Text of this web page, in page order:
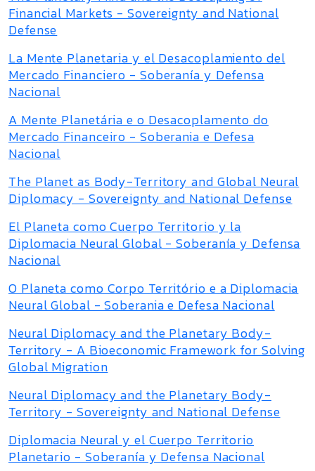
Financial Markets - Sovereignty and National
Defense
La Mente Planetaria y el Desacoplamiento del
Mercado Financiero - Soberanía y Defensa
Nacional
A Mente Planetária e o Desacoplamento do
Mercado Financeiro - Soberania e Defesa
Nacional
The Planet as Body-Territory and Global Neural
Diplomacy - Sovereignty and National Defense
El Planeta como Cuerpo Territorio y la
Diplomacia Neural Global - Soberanía y Defensa
Nacional
O Planeta como Corpo Território e a Diplomacia
Neural Global - Soberania e Defesa Nacional
Neural Diplomacy and the Planetary Body-
Territory - A Bioeconomic Framework for Solving
Global Migration
Neural Diplomacy and the Planetary Body-
Territory - Sovereignty and National Defense
Diplomacia Neural y el Cuerpo Territorio
Planetario - Soberanía y Defensa Nacional